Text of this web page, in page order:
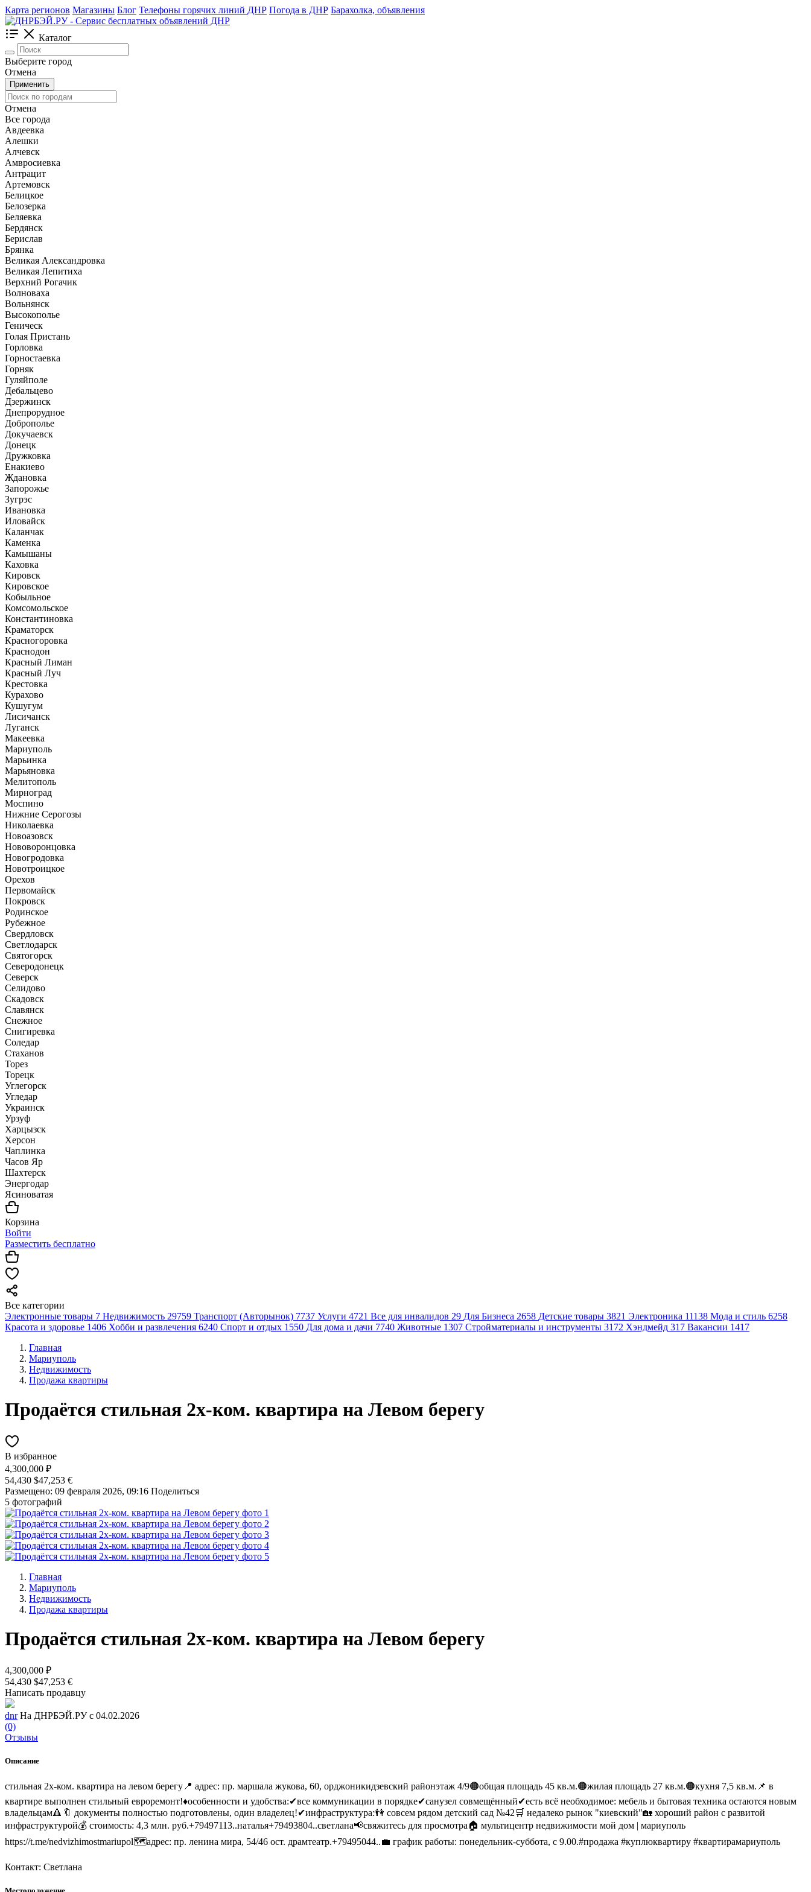
Карта регионов Магазины Блог Телефоны горячих линий ДНР Погода в ДНР Барахолка, объявления
Каталог
Выберите город
Отмена
Применить
Отмена
Все города
Авдеевка
Алешки
Алчевск
Амвросиевка
Антрацит
Артемовск
Белицкое
Белозерка
Беляевка
Бердянск
Берислав
Брянка
Великая Александровка
Великая Лепитиха
Верхний Рогачик
Волноваха
Вольнянск
Высокополье
Геническ
Голая Пристань
Горловка
Горностаевка
Горняк
Гуляйполе
Дебальцево
Дзержинск
Днепрорудное
Доброполье
Докучаевск
Донецк
Дружковка
Енакиево
Ждановка
Запорожье
Зугрэс
Ивановка
Иловайск
Каланчак
Каменка
Камышаны
Каховка
Кировск
Кировское
Кобыльное
Комсомольское
Константиновка
Краматорск
Красногоровка
Краснодон
Красный Лиман
Красный Луч
Крестовка
Курахово
Кушугум
Лисичанск
Луганск
Макеевка
Мариуполь
Марьинка
Марьяновка
Мелитополь
Мирноград
Моспино
Нижние Серогозы
Николаевка
Новоазовск
Нововоронцовка
Новогродовка
Новотроицкое
Орехов
Первомайск
Покровск
Родинское
Рубежное
Свердловск
Светлодарск
Святогорск
Северодонецк
Северск
Селидово
Скадовск
Славянск
Снежное
Снигиревка
Соледар
Стаханов
Торез
Торецк
Углегорск
Угледар
Украинск
Урзуф
Харцызск
Херсон
Чаплинка
Часов Яр
Шахтерск
Энергодар
Ясиноватая
Корзина
Войти
Разместить бесплатно
Все категории
Электронные товары 7 Недвижимость 29759 Транспорт (Авторынок) 7737 Услуги 4721 Все для инвалидов 29 Для Бизнеса 2658 Детские товары 3821 Электроника 11138 Мода и стиль 6258
Красота и здоровье 1406 Хобби и развлечения 6240 Спорт и отдых 1550 Для дома и дачи 7740 Животные 1307 Стройматериалы и инструменты 3172 Хэндмейд 317 Вакансии 1417
Главная
Мариуполь
Недвижимость
Продажа квартиры
Продаётся стильная 2х-ком. квартира на Левом берегу
В избранное
4,300,000 ₽
54,430 $47,253 €
Размещено: 09 февраля 2026, 09:16 Поделиться
5 фотографий
Главная
Мариуполь
Недвижимость
Продажа квартиры
Продаётся стильная 2х-ком. квартира на Левом берегу
4,300,000 ₽
54,430 $47,253 €
Написать продавцу
dnr На ДНРБЭЙ.РУ с 04.02.2026
(0)
Отзывы
Описание
стильная 2х-ком. квартира на левом берегу📍 адрес: пр. маршала жукова, 60, орджоникидзевский районэтаж 4/9🟠общая площадь 45 кв.м.🟠жилая площадь 27 кв.м.🟠кухня 7,5 кв.м.📌 в
квартире выполнен стильный евроремонт!♦особенности и удобства:✔все коммуникации в порядке✔санузел совмещённый✔есть всё необходимое: мебель и бытовая техника остаются новым
владельцам🔺🔖 документы полностью подготовлены, один владелец!✔инфраструктура:👫 совсем рядом детский сад №42🛒 недалеко рынок "киевский"🏡 хороший район с развитой
инфраструктурой💰 стоимость: 4,3 млн. руб.+79497113..наталья+79493804..светлана📢свяжитесь для просмотра🏠 мультицентр недвижимости мой дом | мариуполь
https://t.me/nedvizhimostmariupol🗺адрес: пр. ленина мира, 54/46 ост. драмтеатр.+79495044..💼 график работы: понедельник-суббота, с 9.00.#продажа #куплюквартиру #квартирамариуполь
Контакт: Светлана